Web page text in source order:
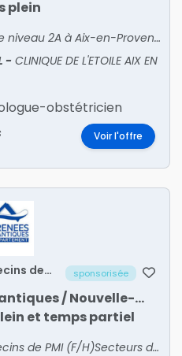
plein
Rejoignez une maternité de niveau 2A à Aix-en-Provence : exercice libéral, équipe de 8 praticiens, 2 400 naissances/an, plateau technique complet et cadre de vie privilégié.
- CLINIQUE DE L'ETOILE AIX EN
obstétricien
Voir l'offre
de
d’un
sponsorisée
Pau, Pyrénées-Atlantiques / Nouvelle-Aquitaine
et temps partiel
Nous recherchonsb2 Médecins de PMI (F/H)Secteurs de Pau (CDD 1 an) et Mourenx (remplacement d’un congé maternité) - (SDSEI Pau Agglo)